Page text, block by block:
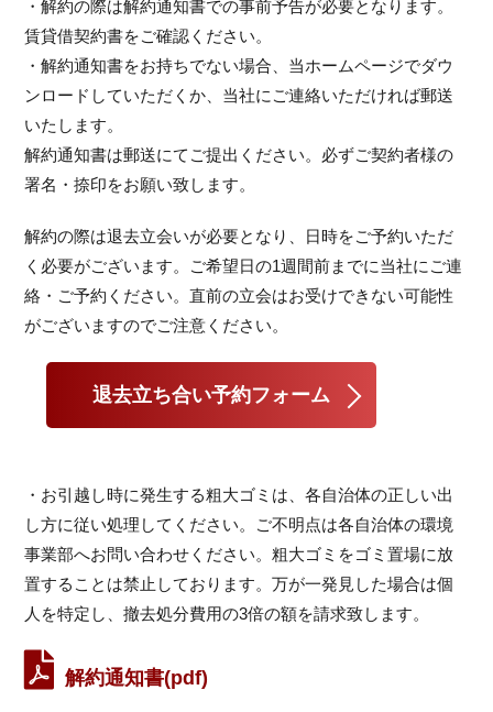
・解約の際は解約通知書での事前予告が必要となります。
賃貸借契約書をご確認ください。
・解約通知書をお持ちでない場合、当ホームページでダウ
ンロードしていただくか、当社にご連絡いただければ郵送
いたします。
解約通知書は郵送にてご提出ください。必ずご契約者様の
署名・捺印をお願い致します。
解約の際は退去立会いが必要となり、日時をご予約いただ
く必要がございます。ご希望日の1週間前までに当社にご連
絡・ご予約ください。直前の立会はお受けできない可能性
がございますのでご注意ください。
退去立ち合い予約フォーム
・お引越し時に発生する粗大ゴミは、各自治体の正しい出
し方に従い処理してください。ご不明点は各自治体の環境
事業部へお問い合わせください。粗大ゴミをゴミ置場に放
置することは禁止しております。万が一発見した場合は個
人を特定し、撤去処分費用の3倍の額を請求致します。
解約通知書(pdf)